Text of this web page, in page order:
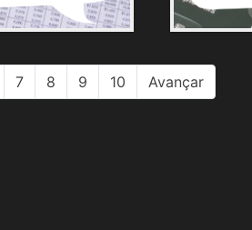
7 8 9 10 Avançar